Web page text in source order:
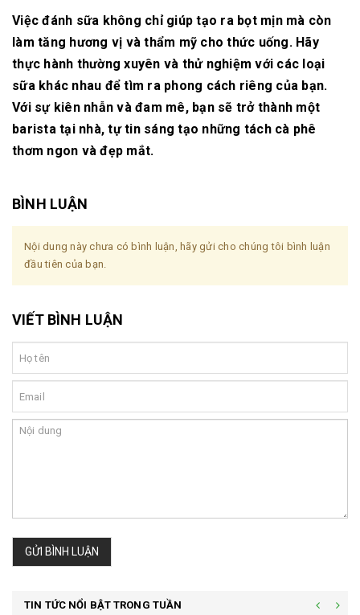
Việc đánh sữa không chỉ giúp tạo ra bọt mịn mà còn
làm tăng hương vị và thẩm mỹ cho thức uống. Hãy
thực hành thường xuyên và thử nghiệm với các loại
sữa khác nhau để tìm ra phong cách riêng của bạn.
Với sự kiên nhẫn và đam mê, bạn sẽ trở thành một
barista tại nhà, tự tin sáng tạo những tách cà phê
thơm ngon và đẹp mắt.
BÌNH LUẬN
Nội dung này chưa có bình luận, hãy gửi cho chúng tôi bình luận
đầu tiên của bạn.
VIẾT BÌNH LUẬN
GỬI BÌNH LUẬN
TIN TỨC NỔI BẬT TRONG TUẦN